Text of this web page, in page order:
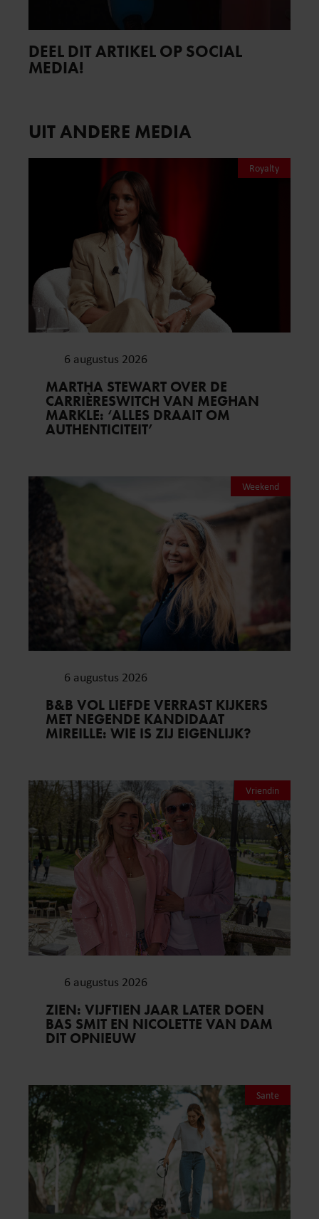
DEEL DIT ARTIKEL OP SOCIAL
MEDIA!
UIT ANDERE MEDIA
Royalty
6 augustus 2026
MARTHA STEWART OVER DE
CARRIÈRESWITCH VAN MEGHAN
MARKLE: ‘ALLES DRAAIT OM
AUTHENTICITEIT’
Weekend
6 augustus 2026
B&B VOL LIEFDE VERRAST KIJKERS
MET NEGENDE KANDIDAAT
MIREILLE: WIE IS ZIJ EIGENLIJK?
Vriendin
6 augustus 2026
ZIEN: VIJFTIEN JAAR LATER DOEN
BAS SMIT EN NICOLETTE VAN DAM
DIT OPNIEUW
Sante